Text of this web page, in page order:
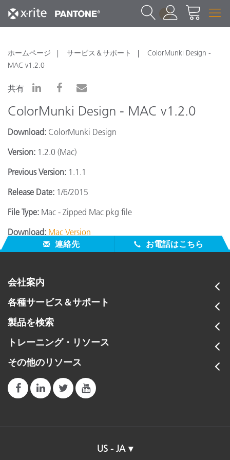
1
ホームページ サービス＆サポート
ColorMunki Design -
MAC v1.2.0
共有
ColorMunki Design - MAC v1.2.0
Download: ColorMunki Design
Version: 1.2.0 (Mac)
Previous Version: 1.1.1
Release Date: 1/6/2015
File Type: Mac - Zipped Mac pkg file
Download: Mac Version
連絡先
お電話はこちら
会社案内
各種サービス＆サポート
製品を検索
トレーニング・リソース
その他のリソース
US - JA